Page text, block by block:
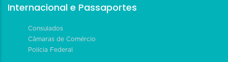
Internacional e Passaportes
Consulados
Câmaras de Comércio
Polícia Federal